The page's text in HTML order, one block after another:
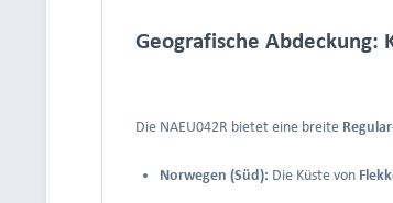
Geografische Abdeckung:
Die NAEU042R bietet eine breite
Norwegen (Süd): Die Küste von